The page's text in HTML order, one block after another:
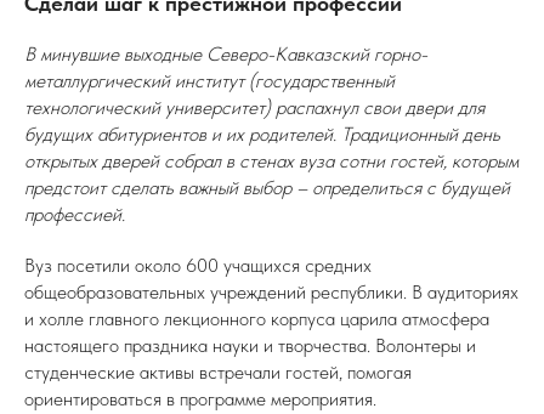
В минувшие выходные Северо-Кавказский горно-
металлургический институт (государственный
технологический университет) распахнул свои двери для
будущих абитуриентов и их родителей. Традиционный день
открытых дверей собрал в стенах вуза сотни гостей, которым
предстоит сделать важный выбор – определиться с будущей
профессией.
Вуз посетили около 600 учащихся средних
общеобразовательных учреждений республики. В аудиториях
и холле главного лекционного корпуса царила атмосфера
настоящего праздника науки и творчества. Волонтеры и
студенческие активы встречали гостей, помогая
ориентироваться в программе мероприятия.